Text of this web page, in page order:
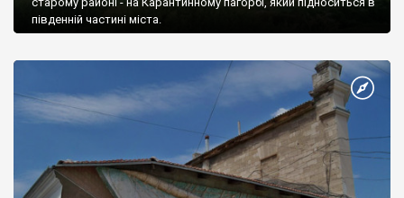
південній частині міста.